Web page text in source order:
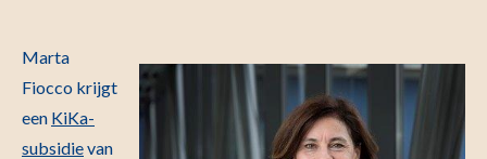
Marta
Fiocco krijgt
een KiKa-
subsidievan